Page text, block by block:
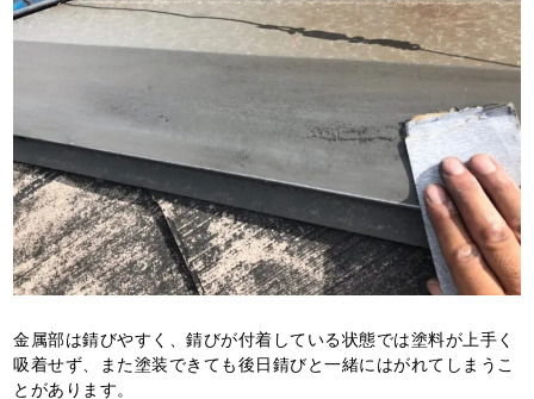
金属部は錆びやすく、錆びが付着している状態では塗料が上手く
吸着せず、また塗装できても後日錆びと一緒にはがれてしまうこ
とがあります。